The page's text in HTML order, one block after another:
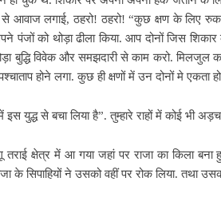
आवाज लगाई, ठहरो! ठहरो! “कुछ क्षण के लिए
पंजों को थोड़ा ढीला किया. आप दोनों जिस
बुद्धि विवेक और समझदारी से काम करो. मिलजुल
होने लगा. कुछ ही क्षणों में उन दोनों मे एकता
युद्ध से बचा लिया है”. तुम्हारे राहों में कोई भी
तराई क्षेत्र में आ गया जहां पर राजा का किला
के सिपाहियों ने उसको वहीं पर रोक लिया. तथा